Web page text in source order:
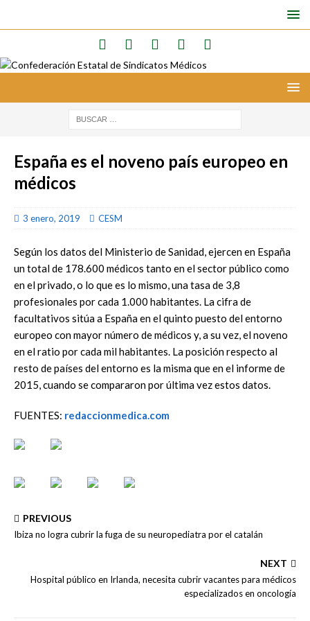
España es el noveno país europeo en
médicos
3 enero, 2019 CESM
Según los datos del Ministerio de Sanidad, ejercen en España
un total de 178.600 médicos tanto en el sector público como
en el privado, o lo que es lo mismo, una tasa de 3,8
profesionales por cada 1.000 habitantes. La cifra de
facultativos sitúa a España en el quinto puesto del entorno
europeo con mayor número de médicos y, a su vez, el noveno
en el ratio por cada mil habitantes. La posición respecto al
resto de países del entorno es la misma que en el informe de
2015, cuando se compararon por última vez estos datos.
FUENTES: redaccionmedica.com
PREVIOUS
Ibiza no logra cubrir la fuga de su neuropediatra por el catalán
NEXT
Hospital público en Irlanda, necesita cubrir vacantes para médicos
especializados en oncología